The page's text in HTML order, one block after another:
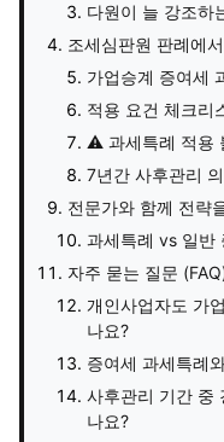
다원이 늘 강조하
조세심판원 판례에
가업승계 증여세
적용 요건 체크리
⚠ 과세특례 적용
7년간 사후관리
전문가와 함께 전략
과세특례 vs 일반
자주 묻는 질문
개인사업자도 가
나요?
증여세 과세특례
사후관리 기간 중
나요?